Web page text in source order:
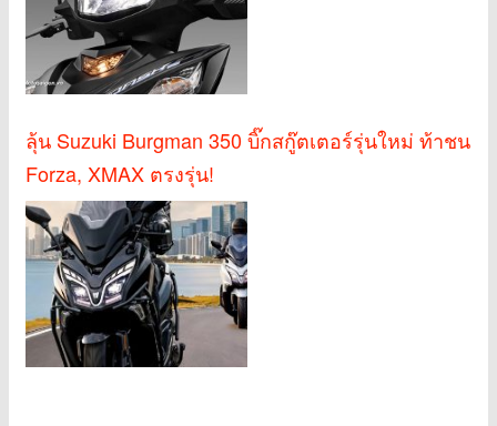
ลุ้น Suzuki Burgman 350 บิ๊กสกู๊ตเตอร์รุ่นใหม่ ท้าชน
Forza, XMAX ตรงรุ่น!